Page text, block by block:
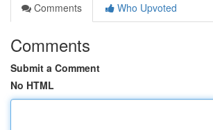
Comments
Who Upvoted
Comments
Submit a Comment
No HTML